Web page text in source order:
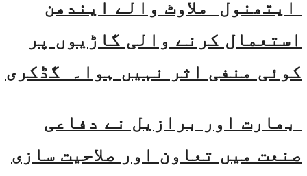
ایتھنول ملاوٹ والے ایندھن
استعمال کرنے والی گاڑیوں پر
کوئی منفی اثر نہیں ہوا۔ گڈکری
بھارت اور برازیل نے دفاعی
صنعت میں تعاون اور صلاحیت سازی